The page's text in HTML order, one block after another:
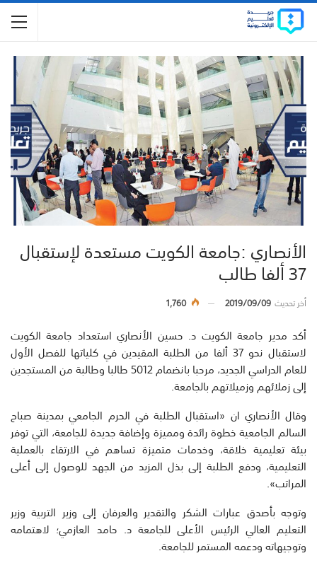
الأنصاري :جامعة الكويت مستعدة لإستقبال
37 ألفا طالب
أخر تحديث2019/09/09
1,760
أكد مدير جامعة الكويت د. حسين الأنصاري استعداد جامعة الكويت
لاستقبال نحو 37 ألفا من الطلبة المقيدين في كلياتها للفصل الأول
للعام الدراسي الجديد، مرحبا بانضمام 5012 طالبا وطالبة من المستجدين
إلى زملائهم وزميلاتهم بالجامعة.
وقال الأنصاري ان «استقبال الطلبة في الحرم الجامعي بمدينة صباح
السالم الجامعية خطوة رائدة ومميزة وإضافة جديدة للجامعة، التي توفر
بيئة تعليمية خلاقة، وخدمات متميزة تساهم في الارتقاء بالعملية
التعليمية، ودفع الطلبة إلى بذل المزيد من الجهد للوصول إلى أعلى
المراتب».
وتوجه بأصدق عبارات الشكر والتقدير والعرفان إلى وزير التربية وزير
التعليم العالي الرئيس الأعلى للجامعة د. حامد العازمي؛ لاهتمامه
وتوجيهاته ودعمه المستمر للجامعة.